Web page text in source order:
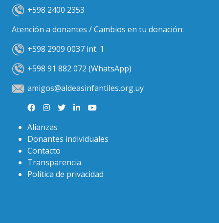
+598 2400 2353
Atención a donantes / Cambios en tu donación:
+598 2909 0037 int. 1
+598 91 882 072 (WhatsApp)
amigos@aldeasinfantiles.org.uy
Alianzas
Donantes individuales
Contacto
Transparencia
Política de privacidad